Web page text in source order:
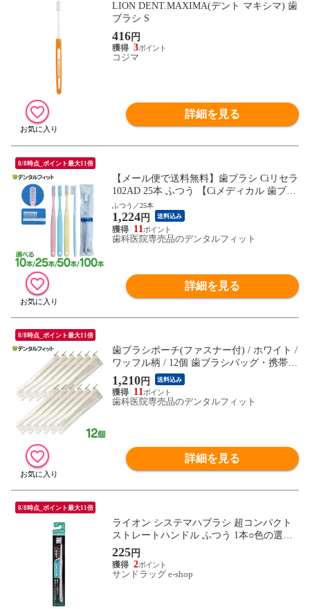
LION DENT.MAXIMA(デント マキシマ) 歯
ブラシ S
416円
3
コジマ
詳細を見る
8/8時点_ポイント最大11倍
【メール便で送料無料】歯ブラシ Ciリセラ
102AD 25本 ふつう 【Ciメディカル 歯ブラ
シ】(メール便1点迄)
ふつう／25本
1,224円 送料込み
11
歯科医院専売品のデンタルフィット
詳細を見る
8/8時点_ポイント最大11倍
歯ブラシポーチ(ファスナー付) / ホワイト /
ワッフル柄 / 12個 歯ブラシバッグ・携帯用
歯みがきポーチ（メール便1点まで）【メ
ール便で送料無料】
1,210円 送料込み
11
歯科医院専売品のデンタルフィット
詳細を見る
8/8時点_ポイント最大11倍
ライオン システマハブラシ 超コンパクト
ストレートハンドル ふつう 1本○色の選択
不可
225円
2
サンドラッグ e-shop